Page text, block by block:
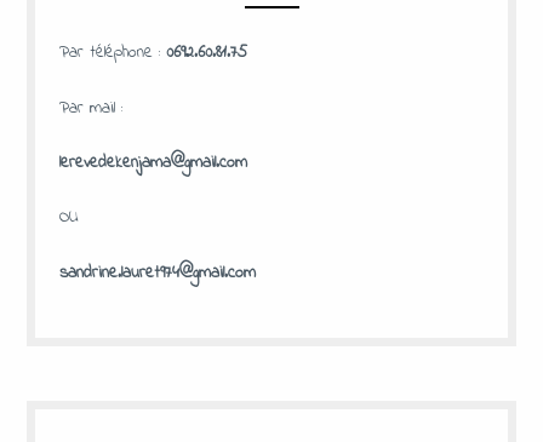
Par téléphone :0692.60.81.75
Par mail :
lerevedekenjama@gmail.com
OU
sandrine.lauret974@gmail.com